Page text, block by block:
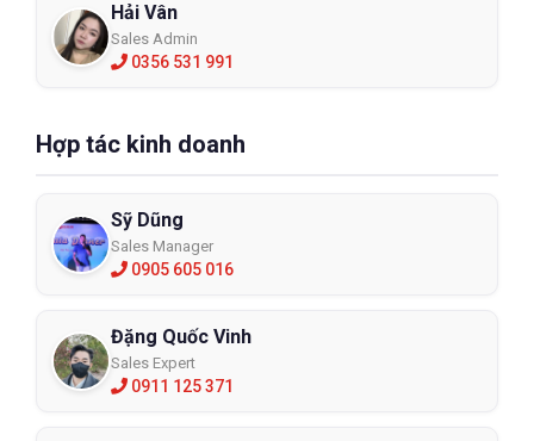
Hải Vân
Sales Admin
0356 531 991
Hợp tác kinh doanh
Sỹ Dũng
Sales Manager
0905 605 016
Đặng Quốc Vinh
Sales Expert
0911 125 371